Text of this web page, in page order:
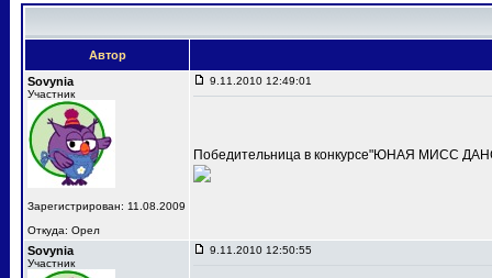
Автор
Sovynia
Участник
Зарегистрирован: 11.08.2009
Откуда: Орел
9.11.2010 12:49:01
Победительница в конкурсе"ЮНАЯ МИСС
Sovynia
Участник
9.11.2010 12:50:55